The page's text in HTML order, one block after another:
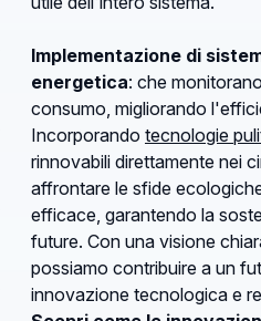
Implementazione di
energetica: che
consumo, migliorando
Incorporando tecnologie
rinnovabili direttamente nei
affrontare le sfide
efficace, garantendo la
future. Con una visione
possiamo contribuire a un
innovazione tecnologica e